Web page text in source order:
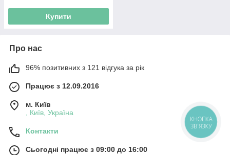
Купити
Про нас
96% позитивних з 121 відгука за рік
Працює з 12.09.2016
м. Київ
, Київ, Україна
Контакти
Сьогодні працює з 09:00 до 16:00
КНОПКА
ЗВ'ЯЗКУ